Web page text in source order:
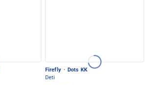
Firefly · Dots KK
Deti